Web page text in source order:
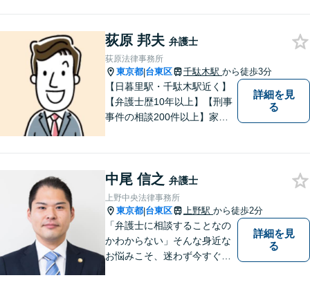
荻原 邦夫 弁護士
荻原法律事務所
東京都|台東区 千駄木駅 から徒歩3分
【日暮里駅・千駄木駅近く】
【弁護士歴10年以上】【刑事
事件の相談200件以上】家族
トラブルにも対応。明瞭な弁
護士費用で安心のサポート
を。【休日・夜間相談可能】
詳細を見
る
中尾 信之 弁護士
上野中央法律事務所
東京都|台東区 上野駅 から徒歩2分
「弁護士に相談することなの
かわからない」そんな身近な
お悩みこそ、迷わず今すぐご
詳細を見
る